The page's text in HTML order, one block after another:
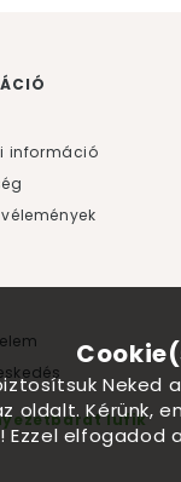
információ
lufik
Neked
oldalt. Kérünk,
elfogadod